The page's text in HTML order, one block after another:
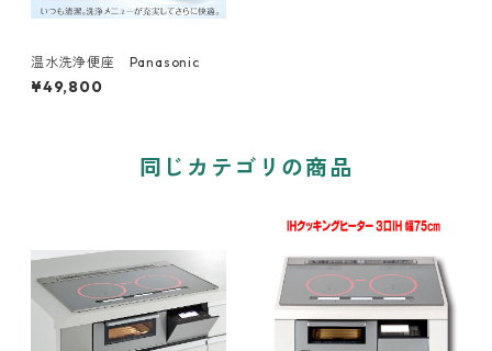
温水洗浄便座 Panasonic
¥49,800
同じカテゴリの商品